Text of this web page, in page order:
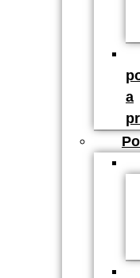
a